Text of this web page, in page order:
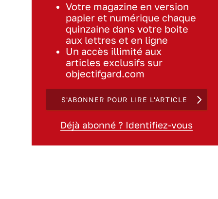
Votre magazine en version
papier et numérique chaque
quinzaine dans votre boite
aux lettres et en ligne
Un accès illimité aux
articles exclusifs sur
objectifgard.com
S'ABONNER POUR LIRE L'ARTICLE
Déjà abonné ? Identifiez-vous